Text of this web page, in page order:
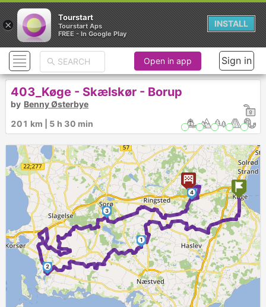
1
2
3
4
Open in app Sign in
403_Køge - Skælskør - Borup
by Benny Østerbye
201 km | 5 h 30 min
×
Tourstart
Tourstart Aps
FREE - In Google Play
INSTALL